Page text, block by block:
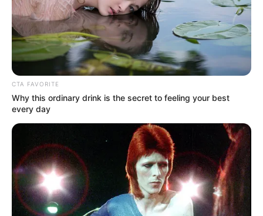
CTA FAVORITE
Why this ordinary drink is the secret to feeling your best
every day